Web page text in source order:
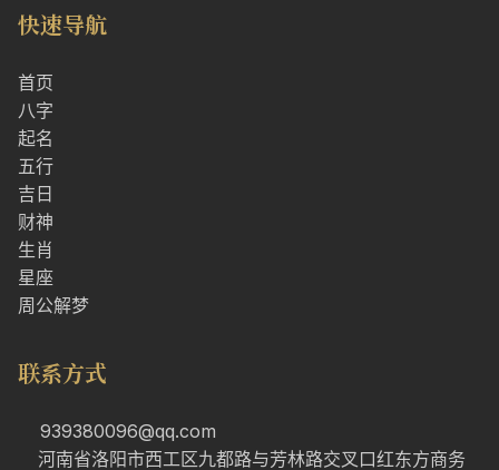
快速导航
首页
八字
起名
五行
吉日
财神
生肖
星座
周公解梦
联系方式
939380096@qq.com
河南省洛阳市西工区九都路与芳林路交叉口红东方商务